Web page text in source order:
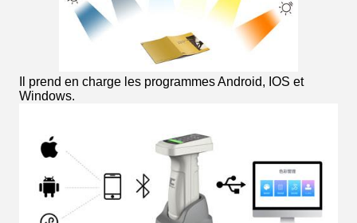
Il prend en charge les programmes Android, IOS et
Windows.